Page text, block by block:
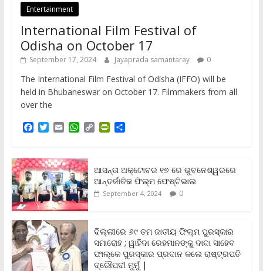
Entertainment
International Film Festival of
Odisha on October 17
September 17, 2024 Jayaprada samantaray 0
The International Film Festival of Odisha (IFFO) will be
held in Bhubaneswar on October 17. Filmmakers from all
over the
F
e
b
o
o
k
T
t
t
e
r
E
i
l
W
t
s
A
p
p
C
L
i
n
k
P
t
F
r
i
d
l
y
S
e
ଆସନ୍ତା ଅକ୍ଟୋବର ୧୭ ରେ ଭୁବନେଶ୍ୱରରେ
ଆନ୍ତର୍ଜାତିକ ଫିଲ୍ମ ଫେଷ୍ଟିଭାଲ
September 4, 2024 0
ଦିଲ୍ଲୀରେ ୬୯ ତମ ଜାତୀୟ ଫିଲ୍ମ ପୁରସ୍କାର
ସମାରୋହ ; ୱାହିଦା ରେହମାନଙ୍କୁ ଦାଦା ସାହେବ
ଫାଲ୍‌କେ ପୁରସ୍କାର ପ୍ରଦାନ କଲେ ରାଷ୍ଟ୍ରପତି
ଦ୍ରୌପଦୀ ମୁର୍ମୁ |